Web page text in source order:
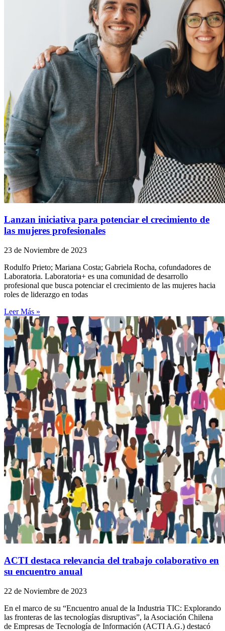
Lanzan iniciativa para potenciar el crecimiento de
las mujeres profesionales
23 de Noviembre de 2023
Rodulfo Prieto; Mariana Costa; Gabriela Rocha, cofundadores de
Laboratoria. Laboratoria+ es una comunidad de desarrollo
profesional que busca potenciar el crecimiento de las mujeres hacia
roles de liderazgo en todas
Leer Más »
ACTI destaca relevancia del trabajo colaborativo en
su encuentro anual
22 de Noviembre de 2023
En el marco de su “Encuentro anual de la Industria TIC: Explorando
las fronteras de las tecnologías disruptivas”, la Asociación Chilena
de Empresas de Tecnología de Información (ACTI A.G.) destacó